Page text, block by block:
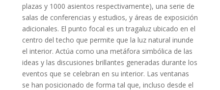
plazas y 1000 asientos respectivamente), una serie de
salas de conferencias y estudios, y áreas de exposición
adicionales. El punto focal es un tragaluz ubicado en el
centro del techo que permite que la luz natural inunde
el interior. Actúa como una metáfora simbólica de las
ideas y las discusiones brillantes generadas durante los
eventos que se celebran en su interior. Las ventanas
se han posicionado de forma tal que, incluso desde el